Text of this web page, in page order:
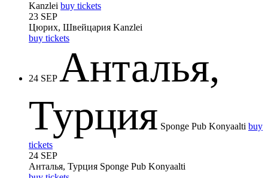
Kanzlei buy tickets
23 SEP
Цюрих, Швейцария Kanzlei
buy tickets
24 SEP Анталья,
Турция Sponge Pub Konyaalti buy
tickets
24 SEP
Анталья, Турция Sponge Pub Konyaalti